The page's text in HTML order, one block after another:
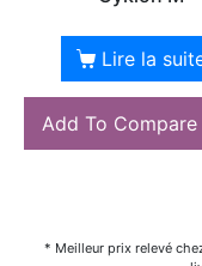
Lire la
Add To Compare
* Meilleur prix relevé